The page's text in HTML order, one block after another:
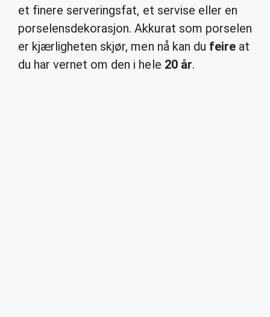
et finere serveringsfat, et servise eller en
porselensdekorasjon. Akkurat som porselen
er kjærligheten skjør, men nå kan du feireat
du har vernet om den i hele 20 år.